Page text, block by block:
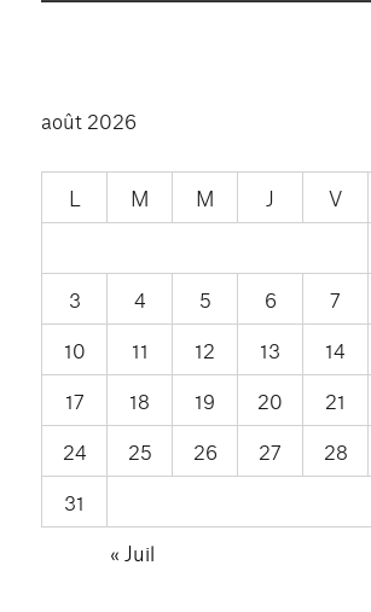
août 2026
L M M J V
3
4 5 6 7
10
11 12 13 14
17
18 19 20 21
24
25 26 27 28
31
« Juil